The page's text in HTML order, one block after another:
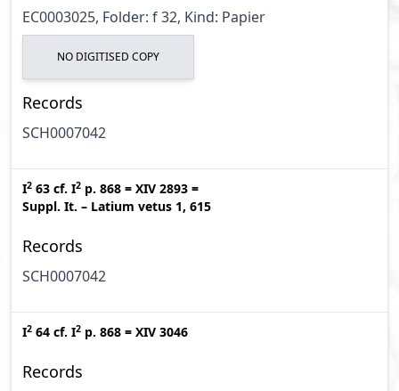
EC0003025, Folder: f 32, Kind: Papier
NO DIGITISED COPY
Records
SCH0007042
I2 63 cf. I2 p. 868 = XIV 2893 =
Suppl. It. – Latium vetus 1, 615
Records
SCH0007042
I2 64 cf. I2 p. 868 = XIV 3046
Records